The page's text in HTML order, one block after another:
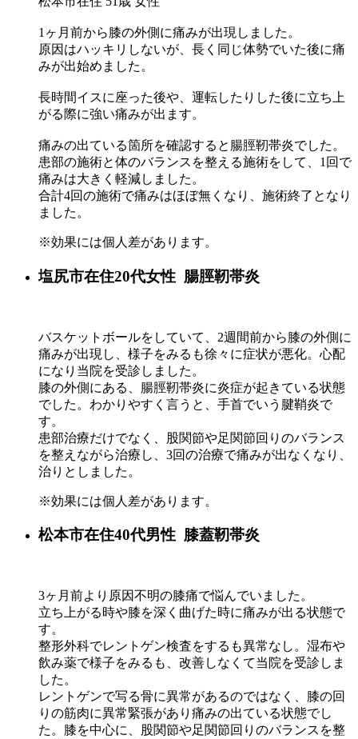
1ヶ月前から膝の外側に痛みが出現しました。
原因はハッキリしないが、長く同じ体勢でいた後に痛
みが出始めました。
長時間イスに座った後や、運転したりした後に立ち上
がる際に強い痛みが出ます。
痛みの出ている箇所を確認すると腸脛靭帯炎でした。
患部の施術と体のバランスを整える施術をして、1回で
痛みは大きく軽減しました。
合計4回の施術で痛みはほぼ無くなり、施術終了となり
ました。
※効果には個人差があります。
塩尻市在住20代女性 腸脛靭帯炎
バスケットボールをしていて、2週間前から膝の外側に
痛みが出現し、様子をみるも徐々に症状が悪化。心配
になり当院を受診しました。
膝の外側にある、腸脛靭帯炎に炎症が起きている状態
でした。わかりやすく言うと、手首でいう腱鞘炎で
す。
患部治療だけでなく、股関節や足関節回りのバランス
を整えながら治療し、3回の治療で痛みが出なくなり、
治りとしました。
※効果には個人差があります。
松本市在住40代男性 膝蓋靭帯炎
3ヶ月前より原因不明の膝痛で悩んでいました。
立ち上がる時や膝を深く曲げた時に痛みが出る状態で
す。
整形外科でレントゲン検査をするも異常なし。湿布や
飲み薬で様子をみるも、改善しなくて当院を受診しま
した。
レントゲンで写る骨に異常があるのではなく、膝の回
りの筋肉に異常緊張があり痛みの出ている状態でし
た。膝を中心に、股関節や足関節回りのバランスを整